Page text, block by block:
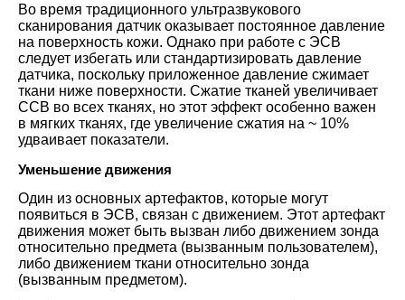
Во время традиционного ультразвукового
сканирования датчик оказывает постоянное давление
на поверхность кожи. Однако при работе с ЭСВ
следует избегать или стандартизировать давление
датчика, поскольку приложенное давление сжимает
ткани ниже поверхности. Сжатие тканей увеличивает
ССВ во всех тканях, но этот эффект особенно важен
в мягких тканях, где увеличение сжатия на ~ 10%
удваивает показатели.
Уменьшение движения
Один из основных артефактов, которые могут
появиться в ЭСВ, связан с движением. Этот артефакт
движения может быть вызван либо движением зонда
относительно предмета (вызванным пользователем),
либо движением ткани относительно зонда
(вызванным предметом).